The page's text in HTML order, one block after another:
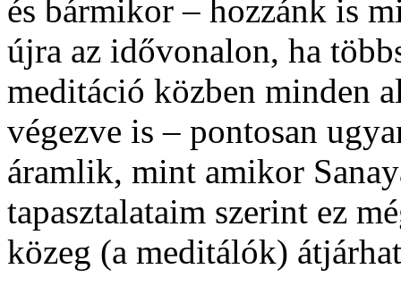
és bármikor – hozzánk is
újra az idővonalon, ha
meditáció közben minden
végezve is – pontosan
áramlik, mint amikor
tapasztalataim szerint ez
közeg (a meditálók)